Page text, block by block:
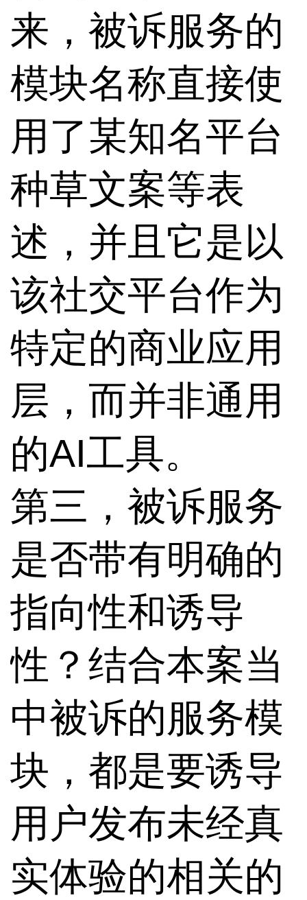
来，被诉服务的
模块名称直接使
用了某知名平台
种草文案等表
述，并且它是以
该社交平台作为
特定的商业应用
层，而并非通用
的AI工具。
第三，被诉服务
是否带有明确的
指向性和诱导
性？结合本案当
中被诉的服务模
块，都是要诱导
用户发布未经真
实体验的相关的